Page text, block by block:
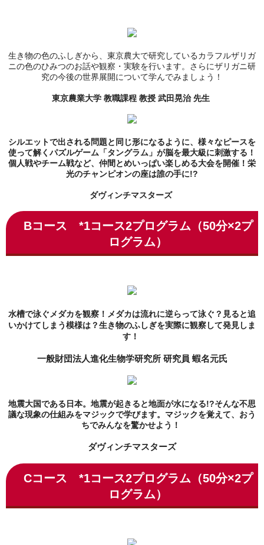
生き物の色のふしぎから、東京農大で研究しているカラフルザリガ
ニの色のひみつのお話や観察・実験を行います。 さらにザリガニ研
究の今後の世界展開について学んでみましょう！
東京農業大学 教職課程 教授 武田晃治 先生
シルエットで出される問題と同じ形になるように、様々なピースを
使って解くパズルゲーム「タングラム」が脳を最大級に刺激する！
個人戦やチーム戦など、仲間とめいっぱい楽しめる大会を開催！栄
光のチャンピオンの座は誰の手に!?
ダヴィンチマスターズ
Bコース *1コース2プログラム（50分×2プ
ログラム）
水槽で泳ぐメダカを観察！メダカは流れに逆らって泳ぐ？見ると追
いかけてしまう模様は？生き物のふしぎを実際に観察して発見しま
す！
一般財団法人進化生物学研究所 研究員 蝦名元氏
地震大国である日本。地震が起きると地面が水になる!?そんな不思
議な現象の仕組みをマジックで学びます。 マジックを覚えて、おう
ちでみんなを驚かせよう！
ダヴィンチマスターズ
Cコース *1コース2プログラム（50分×2プ
ログラム）